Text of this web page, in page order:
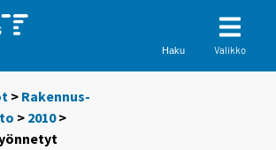
Haku Valikko
> Rakennus-
> 2010>